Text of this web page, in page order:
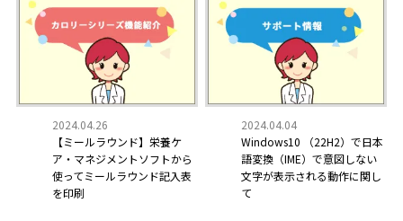
2024.04.26
【ミールラウンド】栄養ケ
ア・マネジメントソフトから
使ってミールラウンド記入表
を印刷
2024.04.04
Windows10 （22H2）で日本
語変換（IME）で意図しない
文字が表示される動作に関し
て